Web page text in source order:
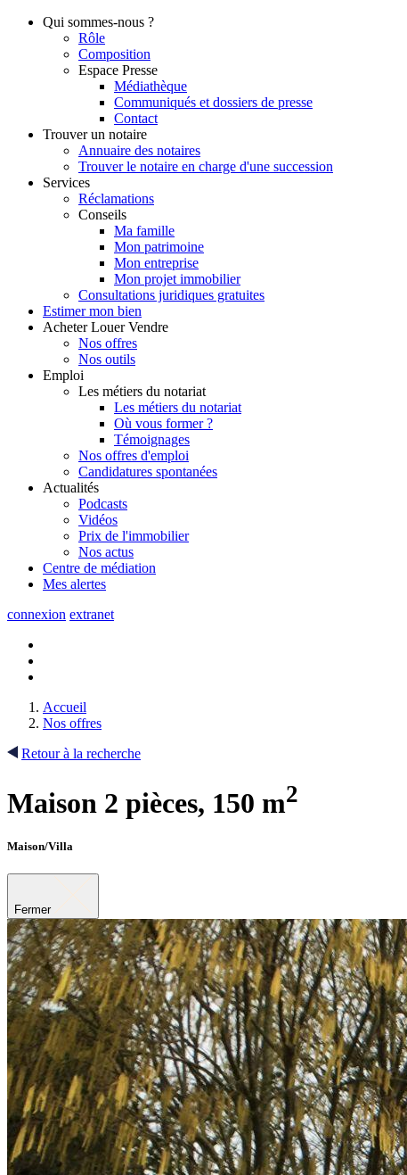
Qui sommes-nous ?
Rôle
Composition
Espace Presse
Médiathèque
Communiqués et dossiers de presse
Contact
Trouver un notaire
Annuaire des notaires
Trouver le notaire en charge d'une succession
Services
Réclamations
Conseils
Ma famille
Mon patrimoine
Mon entreprise
Mon projet immobilier
Consultations juridiques gratuites
Estimer mon bien
Acheter Louer Vendre
Nos offres
Nos outils
Emploi
Les métiers du notariat
Les métiers du notariat
Où vous former ?
Témoignages
Nos offres d'emploi
Candidatures spontanées
Actualités
Podcasts
Vidéos
Prix de l'immobilier
Nos actus
Centre de médiation
Mes alertes
connexion extranet
Accueil
Nos offres
Retour à la recherche
Maison 2 pièces, 150 m2
Maison/Villa
Fermer